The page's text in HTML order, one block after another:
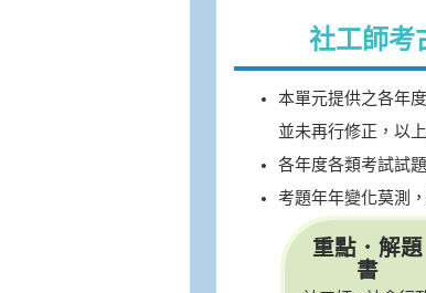
社工師考
本單元提供之各年
並未再行修正，以
各年度各類考試試
考題年年變化莫測
重點．解題
書